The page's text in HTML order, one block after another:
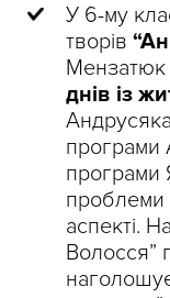
У 6-му
творів
Мензатюк
днів із
програми
програми
проблеми
аспекті.
Волосся”